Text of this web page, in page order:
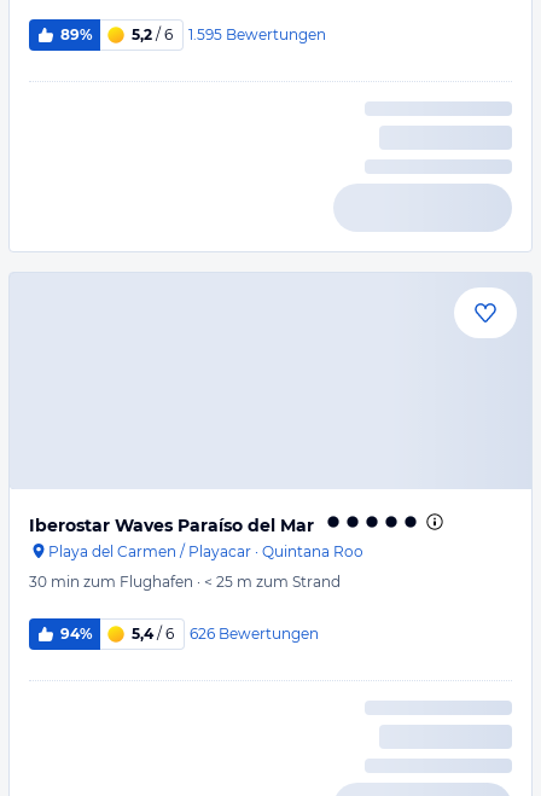
89% 5,2 / 6 1.595 Bewertungen
Iberostar Waves Paraíso del Mar
Playa del Carmen / Playacar · Quintana Roo
30 min zum Flughafen · < 25 m zum Strand
94% 5,4/ 6 626 Bewertungen